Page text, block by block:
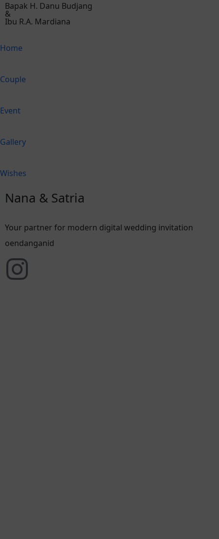
Bapak H. Danu Budjang
&
Ibu R.A. Mardiana
Home
Couple
Event
Gallery
Wishes
Nana & Satria
Your partner for modern digital wedding invitation
oendanganid